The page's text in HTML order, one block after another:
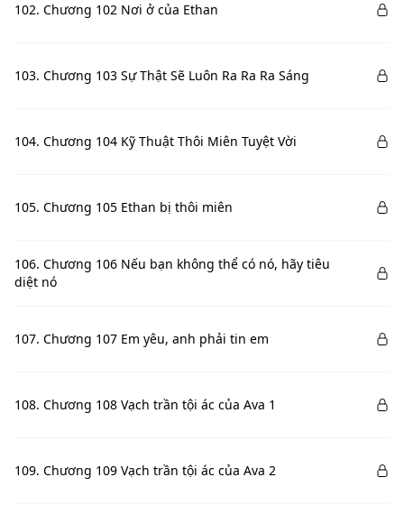
102. Chương 102 Nơi ở của Ethan
103. Chương 103 Sự Thật Sẽ Luôn Ra Ra Ra Sáng
104. Chương 104 Kỹ Thuật Thôi Miên Tuyệt Vời
105. Chương 105 Ethan bị thôi miên
106. Chương 106 Nếu bạn không thể có nó, hãy tiêu
diệt nó
107. Chương 107 Em yêu, anh phải tin em
108. Chương 108 Vạch trần tội ác của Ava 1
109. Chương 109 Vạch trần tội ác của Ava 2